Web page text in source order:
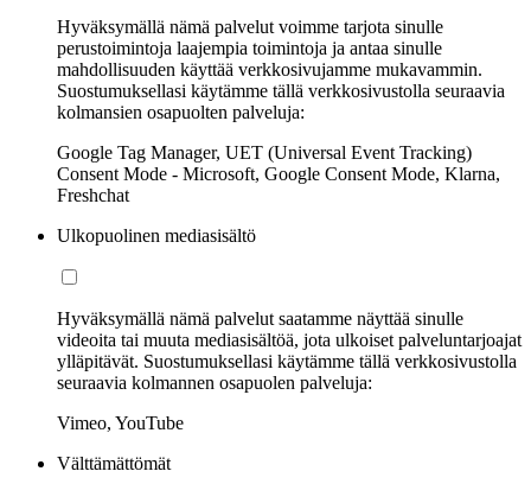
Hyväksymällä nämä palvelut voimme tarjota sinulle
perustoimintoja laajempia toimintoja ja antaa sinulle
mahdollisuuden käyttää verkkosivujamme mukavammin.
Suostumuksellasi käytämme tällä verkkosivustolla seuraavia
kolmansien osapuolten palveluja:
Google Tag Manager, UET (Universal Event Tracking)
Consent Mode - Microsoft, Google Consent Mode, Klarna,
Freshchat
Ulkopuolinen mediasisältö
Hyväksymällä nämä palvelut saatamme näyttää sinulle
videoita tai muuta mediasisältöä, jota ulkoiset palveluntarjoajat
ylläpitävät. Suostumuksellasi käytämme tällä verkkosivustolla
seuraavia kolmannen osapuolen palveluja:
Vimeo, YouTube
Välttämättömät